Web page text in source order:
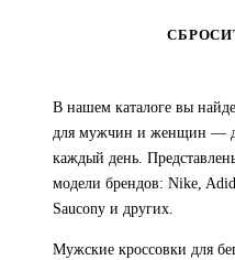
45,5
HOKA ONE
В нашем каталоге вы
для мужчин и женщин —
каждый день.
модели брендов: Nike,
Saucony и других.
Мужские кроссовки для